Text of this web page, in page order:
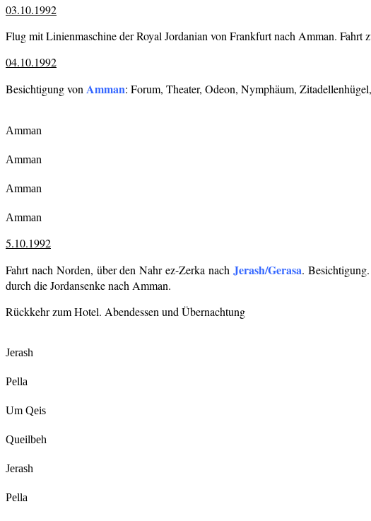
03.10.1992
Flug mit Linienmaschine der Royal Jordanian von Frankfurt nach Amman. Fahrt
04.10.1992
Besichtigung von Amman: Forum, Theater, Odeon, Nymphäum,
Amman
Amman
Amman
Amman
5.10.1992
Fahrt nach Norden, über den Nahr ez-Zerka nach Jerash/Gerasa.
durch die Jordansenke nach Amman.
Rückkehr zum Hotel. Abendessen und Übernachtung
Jerash
Pella
Um Qeis
Queilbeh
Jerash
Pella